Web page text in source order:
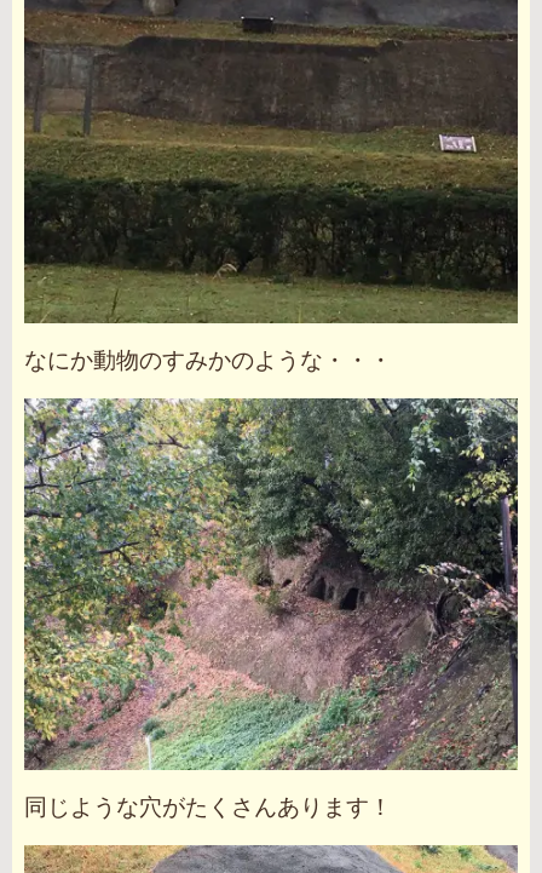
なにか動物のすみかのような・・・
同じような穴がたくさんあります！